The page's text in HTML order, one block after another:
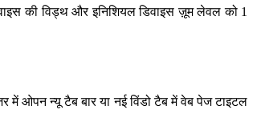
की विड्थ और इनिशियल डिवाइस ज़ूम लेवल को 1
में ओपन न्यू टैब बार या नई विंडो टैब में वेब पेज टाइटल